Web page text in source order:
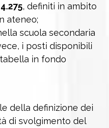
4.275, definiti in ambito
ateneo;
scuola secondaria
i posti disponibili
in fondo
della definizione dei
di svolgimento del